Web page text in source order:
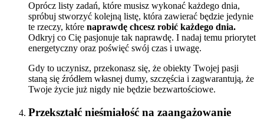
Oprócz listy zadań, które musisz wykonać każdego dnia,
spróbuj stworzyć kolejną listę, która zawierać będzie jedynie
te rzeczy, które naprawdę chcesz robić każdego dnia.
Odkryj co Cię pasjonuje tak naprawdę. I nadaj temu priorytet
energetyczny oraz poświęć swój czas i uwagę.
Gdy to uczynisz, przekonasz się, że obiekty Twojej pasji
staną się źródłem własnej dumy, szczęścia i zagwarantują, że
Twoje życie już nigdy nie będzie bezwartościowe.
Przekształć nieśmiałość na zaangażowanie